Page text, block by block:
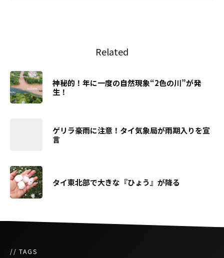
Related
神秘的！年に一度の自然現象“2色の川”が発
生！
ゲリラ豪雨に注意！タイ気象局が雨期入りを宣
言
タイ東北部で大きな『ひょう』が降る
// TAGS